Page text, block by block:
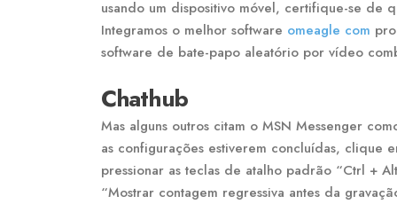
usando um dispositivo móvel, certifique-se de
Integramos o melhor software omeagle com
software de bate-papo aleatório por vídeo
Chathub
Mas alguns outros citam o MSN Messenger
as configurações estiverem concluídas, clique
pressionar as teclas de atalho padrão “Ctrl +
“Mostrar contagem regressiva antes da